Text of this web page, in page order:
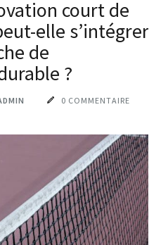
court de
elle s’intégrer
de
?
0 COMMENTAIRE